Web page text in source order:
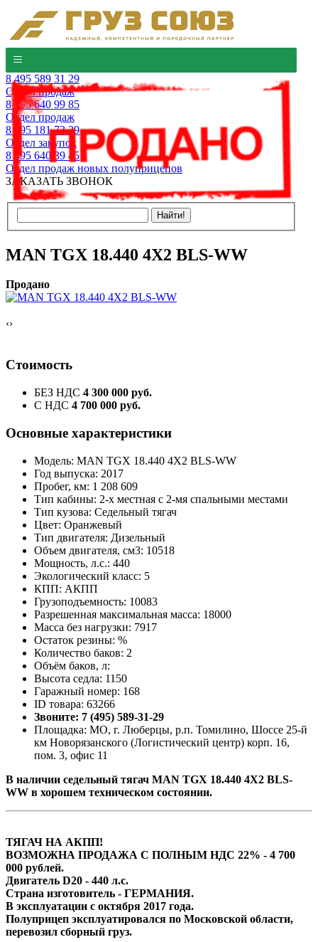
8 495 589 31 29
Отдел продаж
8 495 640 99 85
Отдел продаж
8 495 181 73 29
Отдел закупок
8 495 640 39 45
Отдел продаж новых полуприцепов
ЗАКАЗАТЬ ЗВОНОК
MAN TGX 18.440 4X2 BLS-WW
Продано
‹›
Стоимость
БЕЗ НДС 4 300 000 руб.
С НДС 4 700 000 руб.
Основные характеристики
Модель: MAN TGX 18.440 4X2 BLS-WW
Год выпуска: 2017
Пробег, км: 1 208 609
Тип кабины: 2-х местная с 2-мя спальными местами
Тип кузова: Седельный тягач
Цвет: Оранжевый
Тип двигателя: Дизельный
Объем двигателя, см3: 10518
Мощность, л.с.: 440
Экологический класс: 5
КПП: АКПП
Грузоподъемность: 10083
Разрешенная максимальная масса: 18000
Масса без нагрузки: 7917
Остаток резины: %
Количество баков: 2
Объём баков, л:
Высота седла: 1150
Гаражный номер: 168
ID товара: 63266
Звоните: 7 (495) 589-31-29
Площадка: МО, г. Люберцы, р.п. Томилино, Шоссе 25-й
км Новорязанского (Логистический центр) корп. 16,
пом. 3, офис 11
В наличии седельный тягач MAN TGX 18.440 4X2 BLS-
WW в хорошем техническом состоянии.
ТЯГАЧ НА АКПП!
ВОЗМОЖНА ПРОДАЖА С ПОЛНЫМ НДС 22% - 4 700
000 рублей.
Двигатель D20 - 440 л.с.
Страна изготовитель - ГЕРМАНИЯ.
В эксплуатации с октября 2017 года.
Полуприцеп эксплуатировался по Московской области,
перевозил сборный груз.